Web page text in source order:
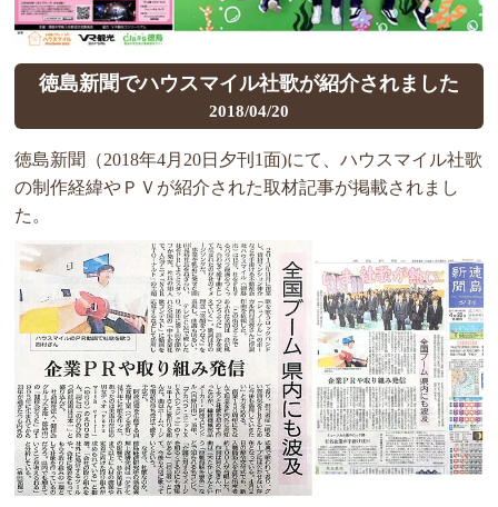
徳島新聞でハウスマイル社歌が紹介されました
2018/04/20
徳島新聞（2018年4月20日夕刊1面)にて、ハウスマイル社歌
の制作経緯やＰＶが紹介された取材記事が掲載されまし
た。